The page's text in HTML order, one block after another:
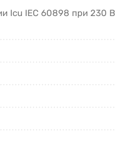
Icu IEC 60898 при 230 В